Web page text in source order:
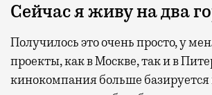
Сейчас я живу на два
Получилось это очень просто, у
проекты, как в Москве, так и в
кинокомпания больше базируется